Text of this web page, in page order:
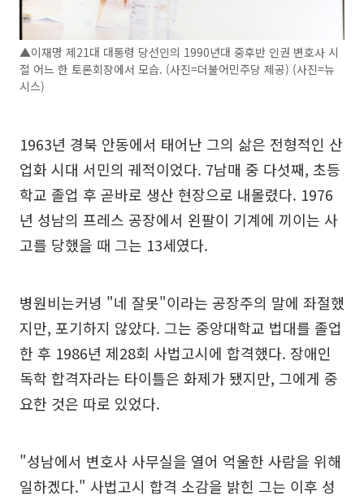
▲이재명 제21대 대통령 당선인의 1990년대 중후반 인권 변호사 시
절 어느 한 토론회장에서 모습. (사진=더불어민주당 제공) (사진=뉴
시스)
1963년 경북 안동에서 태어난 그의 삶은 전형적인 산
업화 시대 서민의 궤적이었다. 7남매 중 다섯째, 초등
학교 졸업 후 곧바로 생산 현장으로 내몰렸다. 1976
년 성남의 프레스 공장에서 왼팔이 기계에 끼이는 사
고를 당했을 때 그는 13세였다.
병원비는커녕 "네 잘못"이라는 공장주의 말에 좌절했
지만, 포기하지 않았다. 그는 중앙대학교 법대를 졸업
한 후 1986년 제28회 사법고시에 합격했다. 장애인
독학 합격자라는 타이틀은 화제가 됐지만, 그에게 중
요한 것은 따로 있었다.
"성남에서 변호사 사무실을 열어 억울한 사람을 위해
일하겠다." 사법고시 합격 소감을 밝힌 그는 이후 성